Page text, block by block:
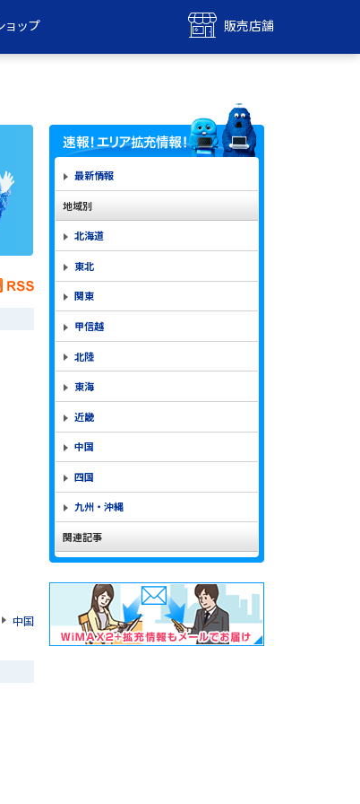
ョップ 販売店舗
UQ WiMAX
販売店舗
中国
最新情報
地域別
北海道
東北
関東
甲信越
北陸
東海
近畿
中国
四国
九州・沖縄
関連記事